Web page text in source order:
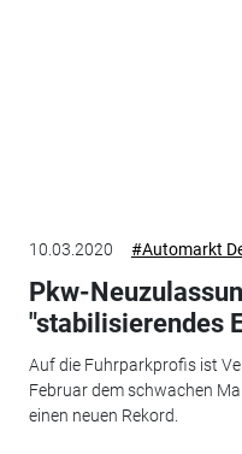
10.03.2020 #Automarkt
Pkw-
"stabilisierendes
Auf die Fuhrparkprofis ist
Februar dem schwachen
einen neuen Rekord.